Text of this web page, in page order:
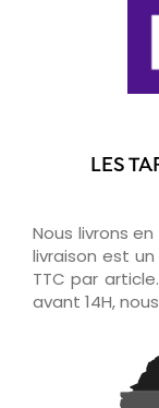
LES
Nous livrons
livraison est un
TTC par
avant 14H,